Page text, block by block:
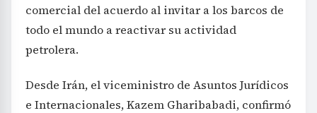
comercial del acuerdo al invitar a los barcos de
todo el mundo a reactivar su actividad
petrolera.
Desde Irán, el viceministro de Asuntos Jurídicos
e Internacionales, Kazem Gharibabadi, confirmó